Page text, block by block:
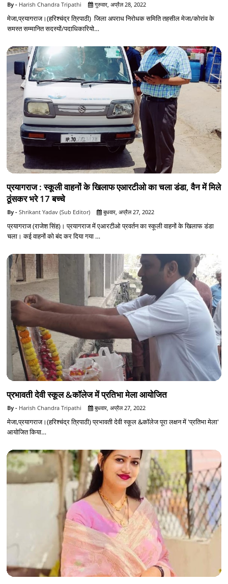
Harish Chandra Tripathi गुरुवार, अप्रैल 28, 2022
मेजा,प्रयागराज।(हरिश्चंद्र त्रिपाठी) जिला अपराध निरोधक समिति तहसील मेजा/कोरांव के
समस्त सम्मानित सदस्यों/पदाधिकारियो…
प्रयागराज : स्कूली वाहनों के खिलाफ एआरटीओ का चला डंडा, वैन में मिले
ठूंसकर भरे 17 बच्चे
Shrikant Yadav (Sub Editor) बुधवार, अप्रैल 27, 2022
प्रयागराज (राजेश सिंह)। प्रयागराज में एआरटीओ प्रवर्तन का स्कूली वाहनों के खिलाफ डंडा
चला। कई वाहनों को बंद कर दिया गया …
प्रभावती देवी स्कूल &कॉलेज में प्रतिभा मेला आयोजित
Harish Chandra Tripathi बुधवार, अप्रैल 27, 2022
मेजा,प्रयागराज।(हरिश्चंद्र त्रिपाठी) प्रभावती देवी स्कूल &कॉलेज पूरा लक्षन में 'प्रतिभा मेला'
आयोजित किया…